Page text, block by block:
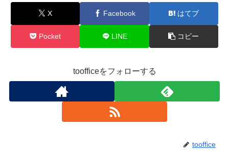
X Facebook はてブ
Pocket LINE コピー
toofficeをフォローする
tooffice